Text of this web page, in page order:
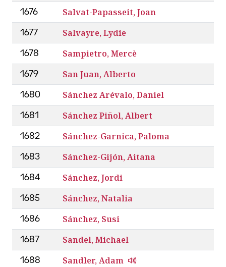
1676 Salvat-Papasseit, Joan
1677 Salvayre, Lydie
1678 Sampietro, Mercè
1679 San Juan, Alberto
1680 Sánchez Arévalo, Daniel
1681 Sánchez Piñol, Albert
1682 Sánchez-Garnica, Paloma
1683 Sánchez-Gijón, Aitana
1684 Sánchez, Jordi
1685 Sánchez, Natalia
1686 Sánchez, Susi
1687 Sandel, Michael
1688 Sandler, Adam